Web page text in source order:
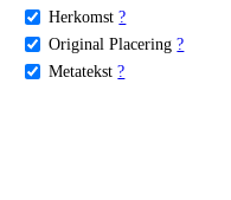
Herkomst ?
Original Placering ?
Metatekst ?